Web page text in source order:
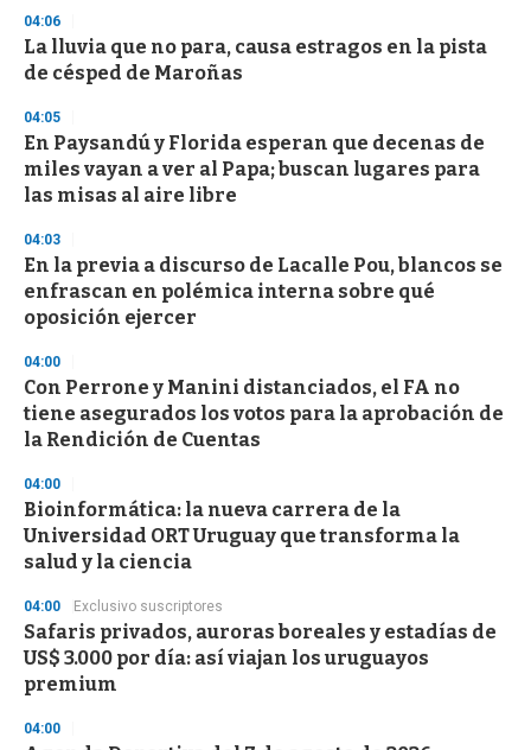
3
s
e
c
n
d
04:06
La lluvia que no para, causa estragos en la pista
de césped de Maroñas
04:05
En Paysandú y Florida esperan que decenas de
miles vayan a ver al Papa; buscan lugares para
las misas al aire libre
04:03
En la previa a discurso de Lacalle Pou, blancos se
enfrascan en polémica interna sobre qué
oposición ejercer
04:00
Con Perrone y Manini distanciados, el FA no
tiene asegurados los votos para la aprobación de
la Rendición de Cuentas
04:00
Bioinformática: la nueva carrera de la
Universidad ORT Uruguay que transforma la
salud y la ciencia
04:00 Exclusivo suscriptores
Safaris privados, auroras boreales y estadías de
US$ 3.000 por día: así viajan los uruguayos
premium
04:00